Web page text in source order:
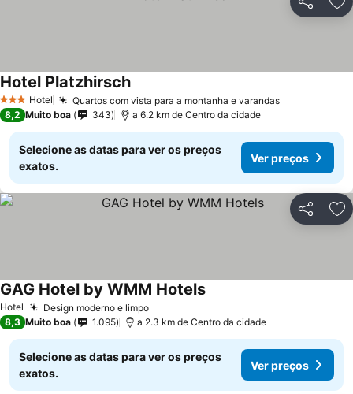
Partilhar
3 EstrelasHotel Quartos com vista para a montanha e varandas
Hotel Platzhirsch
8,2 Muito boa 343 a 6.2 km de Centro da cidade
Selecione as datas para ver os preços
exatos.
Ver preços
Partilhar
Hotel Design moderno e limpo
GAG Hotel by WMM Hotels
8,3 Muito boa 1.095 a 2.3 km de Centro da cidade
Selecione as datas para ver os preços
exatos.
Ver preços